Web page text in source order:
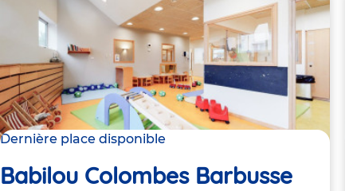
Dernière place disponible
Babilou Colombes Barbusse